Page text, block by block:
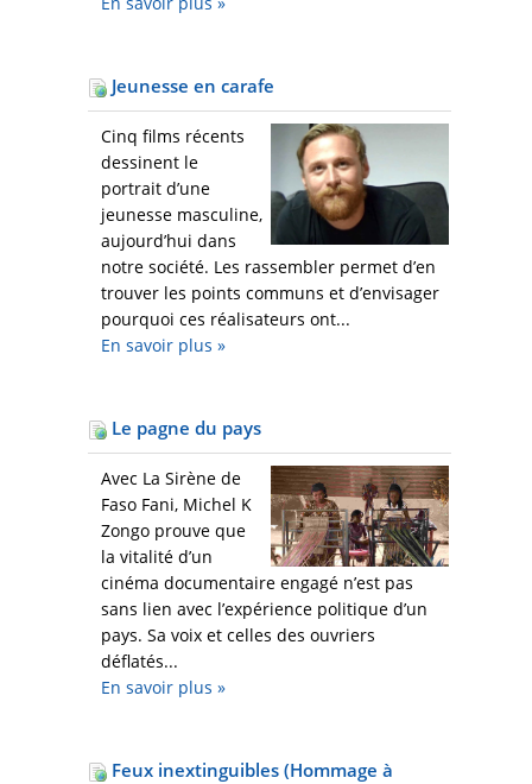
Jeunesse en carafe
Cinq films récents
dessinent le
portrait d’une
jeunesse masculine,
aujourd’hui dans
notre société. Les rassembler permet d’en
trouver les points communs et d’envisager
pourquoi ces réalisateurs ont...
En savoir plus »
Le pagne du pays
Avec La Sirène de
Faso Fani, Michel K
Zongo prouve que
la vitalité d’un
cinéma documentaire engagé n’est pas
sans lien avec l’expérience politique d’un
pays. Sa voix et celles des ouvriers
déflatés...
En savoir plus »
Feux inextinguibles (Hommage à